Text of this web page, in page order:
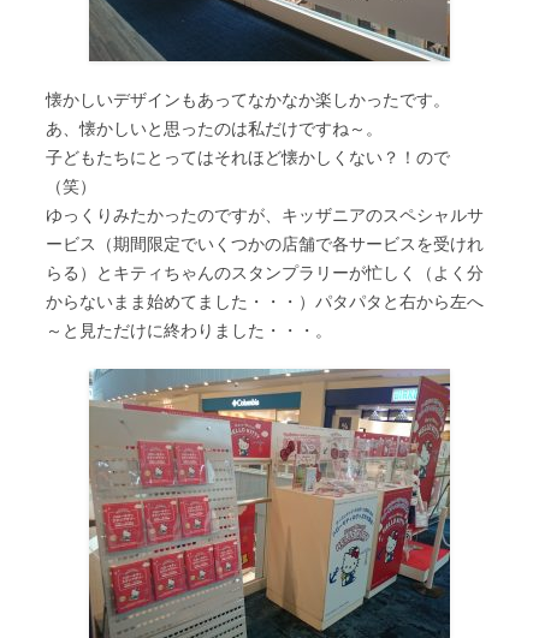
懐かしいデザインもあってなかなか楽しかったです。
あ、懐かしいと思ったのは私だけですね～。
子どもたちにとってはそれほど懐かしくない？！ので
（笑）
ゆっくりみたかったのですが、キッザニアのスペシャルサ
ービス（期間限定でいくつかの店舗で各サービスを受けれ
らる）とキティちゃんのスタンプラリーが忙しく（よく分
からないまま始めてました・・・）パタパタと右から左へ
～と見ただけに終わりました・・・。